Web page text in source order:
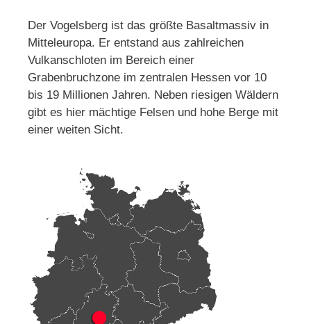
Der Vogelsberg ist das größte Basaltmassiv in
Mitteleuropa. Er entstand aus zahlreichen
Vulkanschloten im Bereich einer
Grabenbruchzone im zentralen Hessen vor 10
bis 19 Millionen Jahren. Neben riesigen Wäldern
gibt es hier mächtige Felsen und hohe Berge mit
einer weiten Sicht.